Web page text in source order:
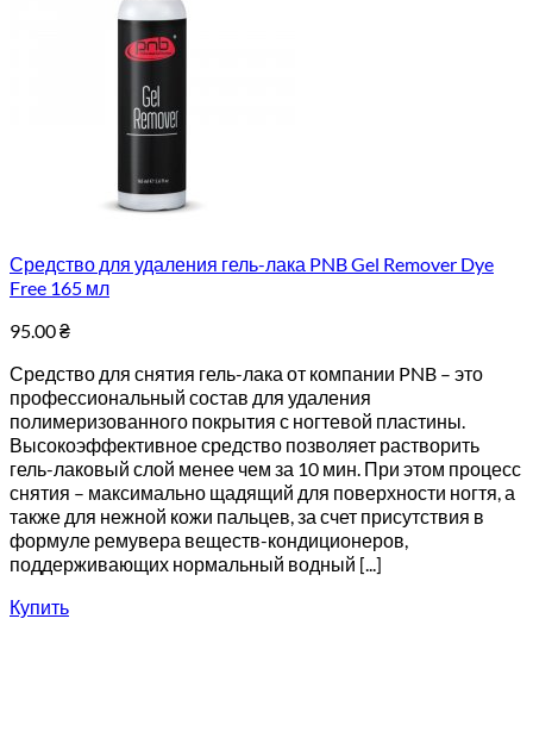
Средство для удаления гель-лака PNB Gel Remover Dye
Free 165 мл
95.00₴
Средство для снятия гель-лака от компании PNB – это
профессиональный состав для удаления
полимеризованного покрытия с ногтевой пластины.
Высокоэффективное средство позволяет растворить
гель-лаковый слой менее чем за 10 мин. При этом процесс
снятия – максимально щадящий для поверхности ногтя, а
также для нежной кожи пальцев, за счет присутствия в
формуле ремувера веществ-кондиционеров,
поддерживающих нормальный водный [...]
Купить